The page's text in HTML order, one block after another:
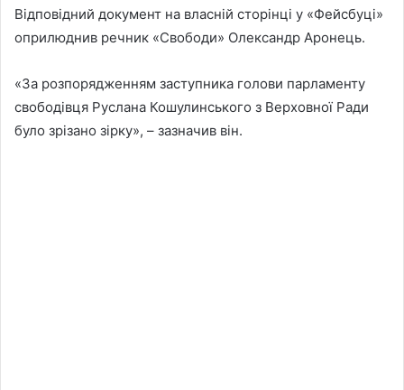
Відповідний документ на власній сторінці у «Фейсбуці»
оприлюднив речник «Свободи» Олександр Аронець.
«За розпорядженням заступника голови парламенту
свободівця Руслана Кошулинського з Верховної Ради
було зрізано зірку», – зазначив він.